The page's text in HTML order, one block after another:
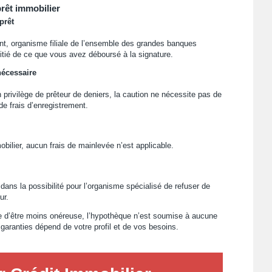
immobilier
organisme filiale de l’ensemble des grandes banques
de ce que vous avez déboursé à la signature.
privilège de prêteur de deniers, la caution ne nécessite pas de
frais d’enregistrement.
aucun frais de mainlevée n’est applicable.
la possibilité pour l’organisme spécialisé de refuser de
moins onéreuse, l’hypothèque n’est soumise à aucune
dépend de votre profil et de vos besoins.